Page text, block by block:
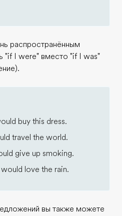
распространённым
"if I were" вместо "if I was"
buy this dress.
travel the world.
give up smoking.
love the rain.
вы также можете